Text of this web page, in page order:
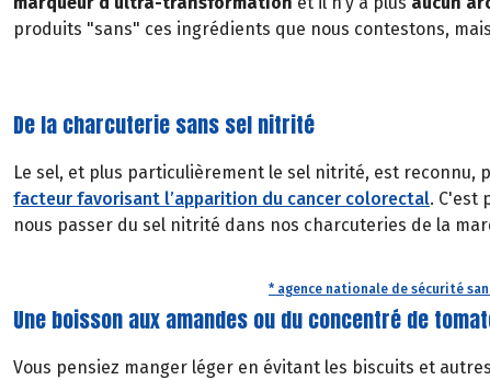
produits "sans" ces ingrédients que nous contestons,
De la charcuterie sans sel nitrité
Le sel, et plus particulièrement le sel nitrité, est reconnu,
facteur favorisant l’apparition du cancer colorectal. C'est
nous passer du sel nitrité dans nos charcuteries de la
* agence nationale de sécurité
Une boisson aux amandes ou du concentré de
Vous pensiez manger léger en évitant les biscuits et